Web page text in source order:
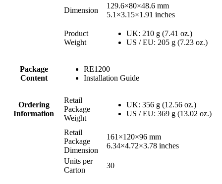
Dimension
129.6×80×48.6 mm
5.1×3.15×1.91 inches
Product
Weight
UK: 210 g (7.41 oz.)
US / EU: 205 g (7.23 oz.)
Package
Content
RE1200
Installation Guide
Ordering
Information
Retail
Package
Weight
UK: 356 g (12.56 oz.)
US / EU: 369 g (13.02 oz.)
Retail
Package
Dimension
161×120×96 mm
6.34×4.72×3.78 inches
Units per
Carton
30